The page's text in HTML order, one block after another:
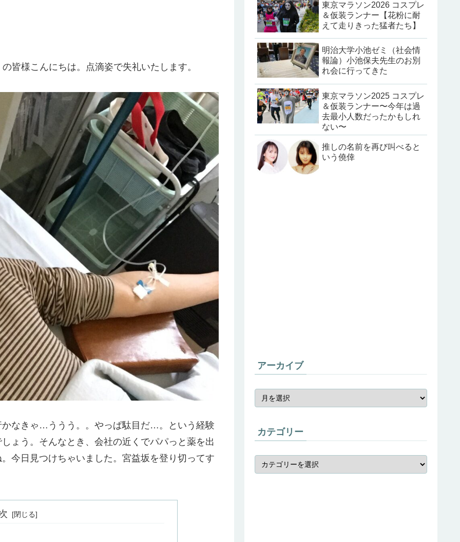
皆様こんにちは。点滴姿で失礼いたします。
なきゃ…ううう。。やっぱ駄目だ…。という経験
ょう。そんなとき、会社の近くでパパっと薬を出
今日見つけちゃいました。宮益坂を登り切ってす
東京マラソン2026 コスプレ
＆仮装ランナー【花粉に耐
えて走りきった猛者たち】
明治大学小池ゼミ（社会情
報論）小池保夫先生のお別
れ会に行ってきた
東京マラソン2025 コスプレ
＆仮装ランナー〜今年は過
去最小人数だったかもしれ
ない〜
推しの名前を再び叫べると
いう僥倖
アーカイブ
カテゴリー